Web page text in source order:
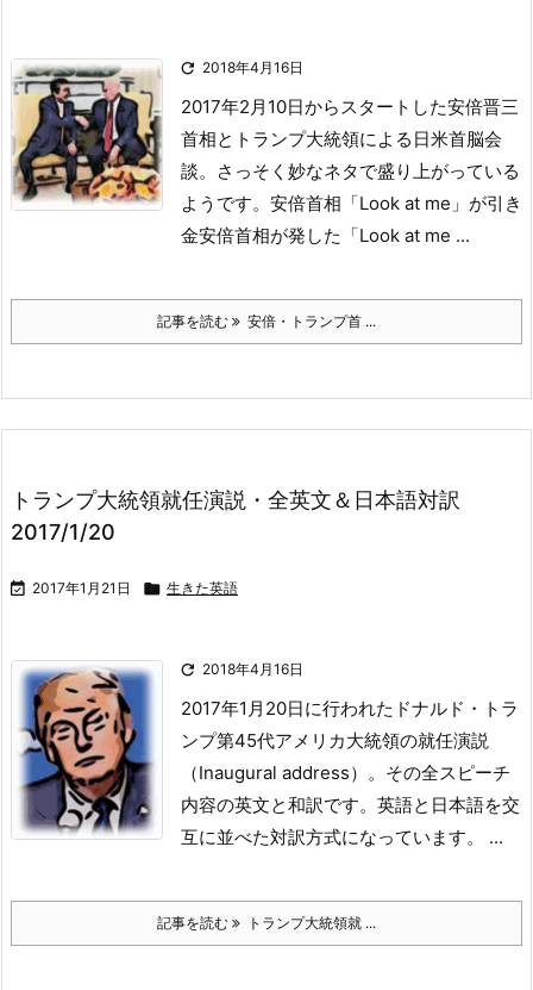
 2018年4月16日
2017年2月10日からスタートした安倍晋三
首相とトランプ大統領による日米首脳会
談。
さっそく妙なネタで盛り上がっている
ようです。 安倍首相「Look at me」が引き
金安倍首相が発した「Look at me ...
記事を読む 安倍・トランプ首 ...
トランプ大統領就任演説・全英文＆日本語対訳
2017/1/20
 2017年1月21日  生きた英語
 2018年4月16日
2017年1月20日に行われたドナルド・トラ
ンプ第45代アメリカ大統領の就任演説
（Inaugural address）。 その全スピーチ
内容の英文と和訳です。 英語と日本語を交
互に並べた対訳方式になっています。 ...
記事を読む トランプ大統領就 ...